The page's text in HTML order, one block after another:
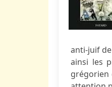
anti-juif
ainsi les
grégorien